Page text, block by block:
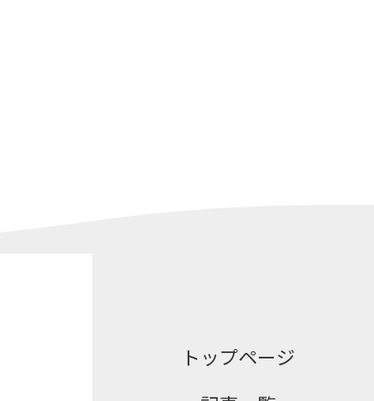
トップページ